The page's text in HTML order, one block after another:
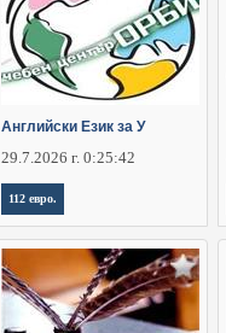
Английски Език за У
29.7.2026 г. 0:25:42
112 евро.